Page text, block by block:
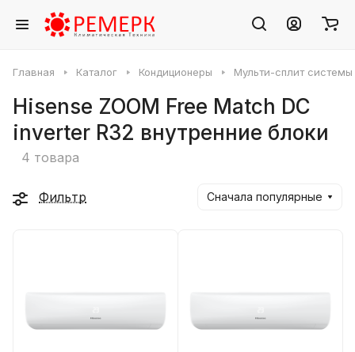
Главная Каталог Кондиционеры Мульти-сплит системы
Hisense ZOOM Free Match DC
inverter R32 внутренние блоки
4 товара
Фильтр Сначала популярные